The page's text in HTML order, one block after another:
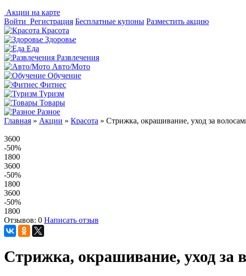
Акции на карте
Войти Регистрация Бесплатные купоны Разместить акцию
Красота
Здоровье
Еда
Развлечения
Авто/Мото
Обучение
Фитнес
Туризм
Товары
Разное
Главная » Акции » Красота » Стрижка, окрашивание, уход за
3600
-50%
1800
3600
-50%
1800
3600
-50%
1800
Отзывов: 0 Написать отзыв
Стрижка, окрашивание, уход за